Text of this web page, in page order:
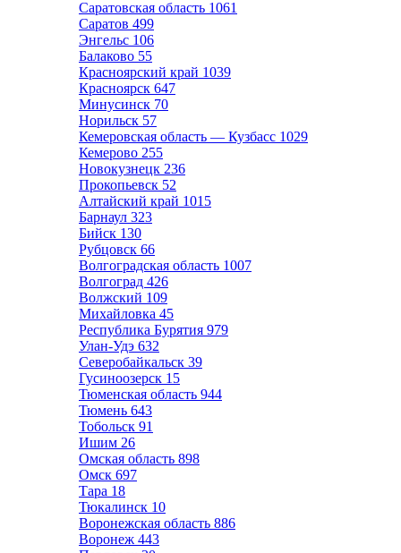
Саратовская область 1061
Саратов 499
Энгельс 106
Балаково 55
Красноярский край 1039
Красноярск 647
Минусинск 70
Норильск 57
Кемеровская область — Кузбасс 1029
Кемерово 255
Новокузнецк 236
Прокопьевск 52
Алтайский край 1015
Барнаул 323
Бийск 130
Рубцовск 66
Волгоградская область 1007
Волгоград 426
Волжский 109
Михайловка 45
Республика Бурятия 979
Улан-Удэ 632
Северобайкальск 39
Гусиноозерск 15
Тюменская область 944
Тюмень 643
Тобольск 91
Ишим 26
Омская область 898
Омск 697
Тара 18
Тюкалинск 10
Воронежская область 886
Воронеж 443